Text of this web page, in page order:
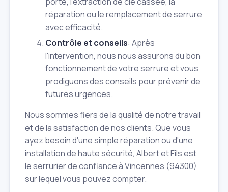
réparation ou le remplacement de serrure
avec efficacité.
Contrôle et conseils: Après
l'intervention, nous nous assurons du bon
fonctionnement de votre serrure et vous
prodiguons des conseils pour prévenir de
futures urgences.
Nous sommes fiers de la qualité de notre travail
et de la satisfaction de nos clients. Que vous
ayez besoin d'une simple réparation ou d'une
installation de haute sécurité, Albert et Fils est
le serrurier de confiance à Vincennes (94300)
sur lequel vous pouvez compter.